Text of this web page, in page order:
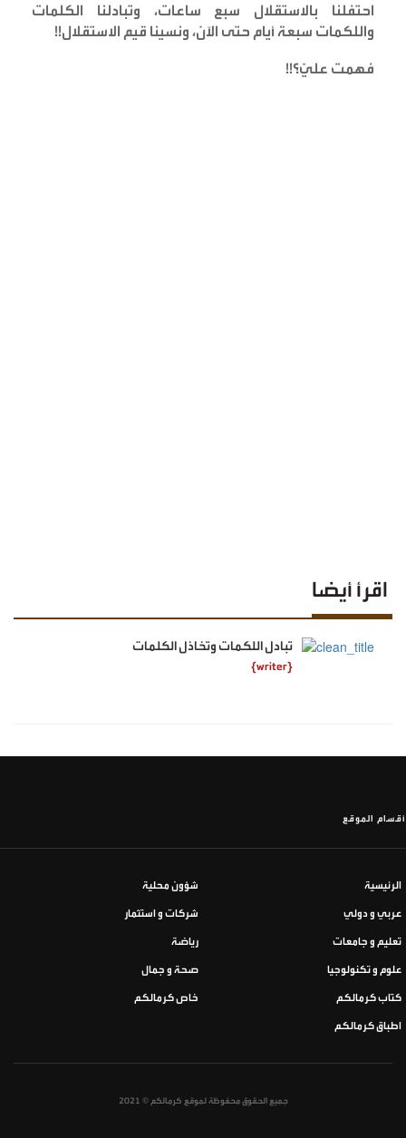
احتفلنا بالاستقلال سبع ساعات، وتبادلنا الكلمات
واللكمات سبعة أيام حتى الآن، ونسينا قيم الاستقلال!!
فهمت عليّ؟!!
اقرأ أيضا
تبادل اللكمات وتخاذل الكلمات
{writer}
أقسام الموقع
الرئيسية شؤون محلية
عربي و دولي شركات و استثمار
تعليم و جامعات رياضة
علوم و تكنولوجيا صحة و جمال
كتاب كرمالكم خاص كرمالكم
اطباق كرمالكم
جميع الحقوق محفوظة لموقع كرمالكم © 2021